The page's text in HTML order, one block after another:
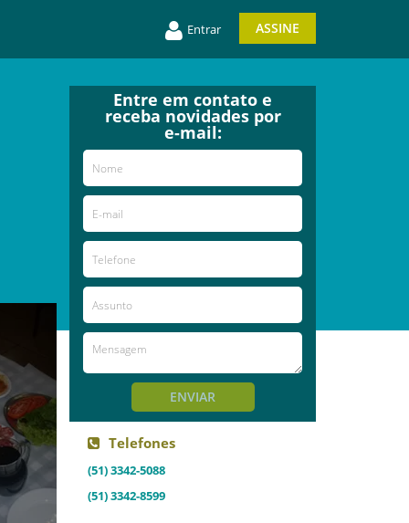
Entrar ASSINE
Entre em contato e
receba novidades por
e-mail:
ENVIAR
Telefones
(51) 3342-5088
(51) 3342-8599